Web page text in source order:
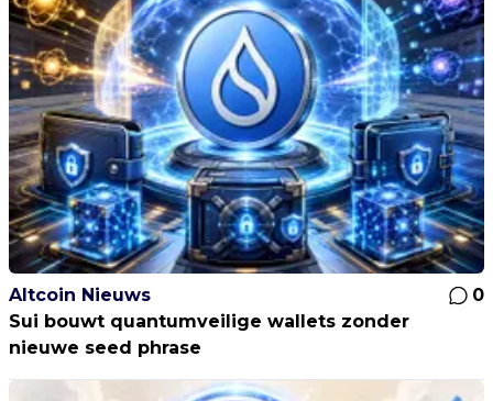
Altcoin Nieuws
0
Sui bouwt quantumveilige wallets zonder
nieuwe seed phrase